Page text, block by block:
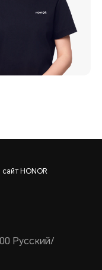
HONOR
Русский/